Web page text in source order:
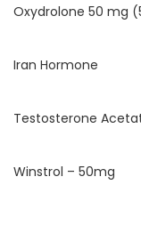
Oxydrolone 50 mg
Iran Hormone
Testosterone
Winstrol – 50mg